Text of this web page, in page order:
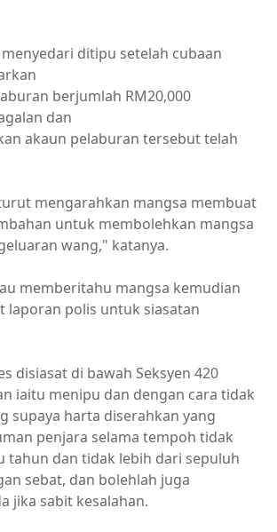
ditipu setelah cubaan
berjumlah RM20,000
dan
akaun pelaburan tersebut telah
mengarahkan mangsa membuat
untuk membolehkan mangsa
wang," katanya.
memberitahu mangsa kemudian
laporan polis untuk siasatan
disiasat di bawah Seksyen 420
iaitu menipu dan dengan cara tidak
supaya harta diserahkan yang
penjara selama tempoh tidak
tahun dan tidak lebih dari sepuluh
sebat, dan bolehlah juga
jika sabit kesalahan.